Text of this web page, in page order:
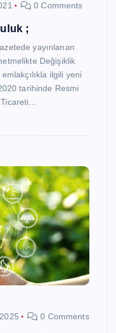
0 Comments
;
yayınlanan
Değişiklik
ilgili yeni
tarihinde Resmi
0 Comments